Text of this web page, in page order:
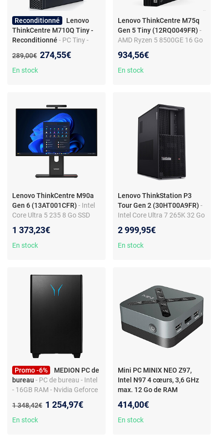
Reconditionné
Lenovo
ThinkCentre M710Q Tiny -
Reconditionné - PC Tiny -
- Disque 128 Go - Windows
10
Ancien prix :
289,00€ Nouveau prix :
274,55€
En stock
Lenovo ThinkCentre M75q
Gen 5 Tiny (12RQ0049FR) -
AMD Ryzen 5 8500GE 16 Go
6/Bluetooth Windows 11
Professionnel
934,56€
En stock
Lenovo ThinkCentre M90a
Gen 6 (13AT001CFR) - Intel
Core Ultra 5 235 8 Go SSD
Fi 6E/Bluetooth Windows 11
Professionnel
1 373,23€
En stock
Lenovo ThinkStation P3
Tour Gen 2 (30HT00A9FR) -
Intel Core Ultra 7 265K 32 Go
ADA 16 Go Windows 11
Professionnel
2 999,95€
En stock
Promo -6%
MEDION PC de
bureau - PC de bureau - Intel
- 16GB RAM - Nvidia Geforce
Ancien prix :
1 348,42€ Nouveau prix :
1 254,97€
En stock
Mini PC MINIX NEO Z97,
Intel N97 4 cœurs, 3,6 GHz
max. 12 Go de RAM
PC MINIX NEO Z97, Intel N97
4 cœurs, 3,6 GHz max., 12
414,00€
En stock